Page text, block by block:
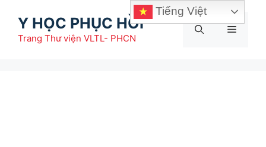
Y HỌC PHỤC HỒI
Trang Thư viện VLTL- PHCN
Menu
Tiếng Việt